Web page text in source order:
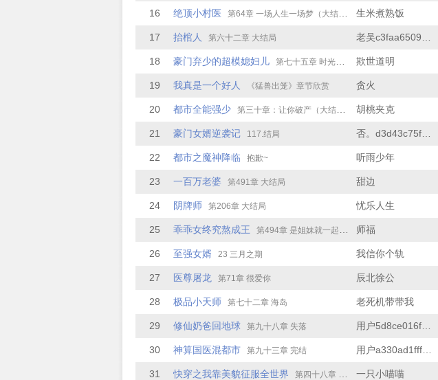
16 绝顶小村医 第64章 一场人生一场梦（大结局） 生米煮熟饭
17 抬棺人 第六十二章 大结局
18 豪门弃少的超模媳妇儿 第七十五章 时光飞逝 欺世道明
19 我真是一个好人 《猛兽出笼》章节欣赏 贪火
20 都市全能强少 第三十章：让你破产（大结局） 胡桃夹克
21 豪门女婿逆袭记 117.结局
22 都市之魔神降临 抱歉~ 听雨少年
23 一百万老婆 第491章 大结局 甜边
24 阴牌师 第206章 大结局 忧乐人生
25 乖乖女终究熬成王 第494章 是姐妹就一起幸福 师福
26 至强女婿 23 三月之期 我信你个轨
27 医尊屠龙 第71章 很爱你 辰北徐公
28 极品小天师 第七十二章 海岛 老死机带带我
29 修仙奶爸回地球 第九十八章 失落
30 神算国医混都市 第九十三章 完结
31 快穿之我靠美貌征服全世界 第四十八章 末世（11） 一只小喵喵